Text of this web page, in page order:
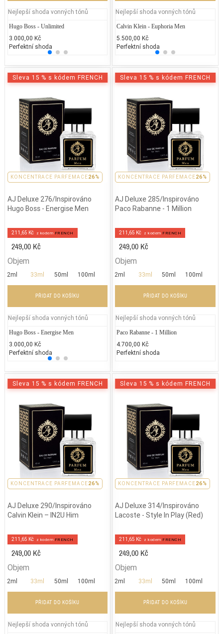
Nejlepší shoda vonných tónů
Hugo Boss - Unlimited
3.000,00 Kč
Perfektní shoda
Calvin Klein - Euphoria Endless
1.400,00 Kč
50% běžných vonných tónů
Nejlepší shoda vonných tónů
Calvin Klein - Euphoria Men
5.500,00 Kč
Perfektní shoda
PARFEMACE 26%
KONCENTRACE PARFEMACE26%
Sleva 15 % s kódem FRENCH
AJ Deluxe 276/Inspirováno
Hugo Boss - Energise Men
211,65 Kč z kodem FRENCH
249,00 Kč
Objem
2ml 33ml 50ml 100ml
PŘIDAT DO KOŠÍKU
Nejlepší shoda vonných tónů
Hugo Boss - Energise Men
3.000,00 Kč
Perfektní shoda
Kenzo - L'eau Par Kenzo
2.600,00 Kč
25% běžných vonných tónů
PARFEMACE 26%
KONCENTRACE PARFEMACE26%
Sleva 15 % s kódem FRENCH
AJ Deluxe 285/Inspirováno
Paco Rabanne - 1 Million
211,65 Kč z kodem FRENCH
249,00 Kč
Objem
2ml 33ml 50ml 100ml
PŘIDAT DO KOŠÍKU
Nejlepší shoda vonných tónů
Paco Rabanne - 1 Million
4.700,00 Kč
Perfektní shoda
PARFEMACE 26%
KONCENTRACE PARFEMACE26%
Sleva 15 % s kódem FRENCH
AJ Deluxe 290/Inspirováno
Calvin Klein – IN2U Him
211,65 Kč z kodem FRENCH
249,00 Kč
Objem
2ml 33ml 50ml 100ml
PŘIDAT DO KOŠÍKU
Nejlepší shoda vonných tónů
PARFEMACE 26%
KONCENTRACE PARFEMACE26%
Sleva 15 % s kódem FRENCH
AJ Deluxe 314/Inspirováno
Lacoste - Style In Play (Red)
211,65 Kč z kodem FRENCH
249,00 Kč
Objem
2ml 33ml 50ml 100ml
PŘIDAT DO KOŠÍKU
Nejlepší shoda vonných tónů